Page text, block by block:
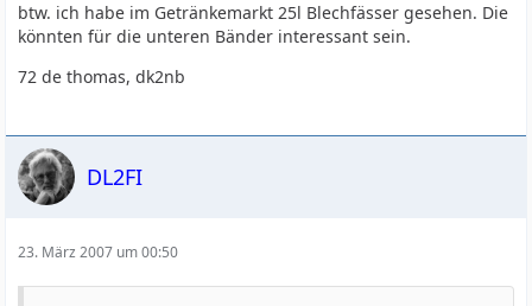
btw. ich habe im Getränkemarkt 25l Blechfässer gesehen. Die
könnten für die unteren Bänder interessant sein.
72 de thomas, dk2nb
DL2FI
23. März 2007 um 00:50